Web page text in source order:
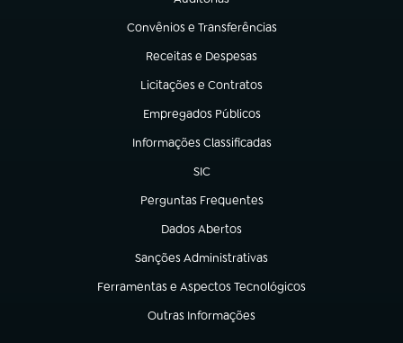
(abre em nova aba)
Convênios e Transferências
(abre em nova aba)
Receitas e Despesas
(abre em nova aba)
Licitações e Contratos
(abre em nova aba)
Empregados Públicos
(abre em nova aba)
Informações Classificadas
(abre em nova aba)
SIC
(abre em nova aba)
Perguntas Frequentes
(abre em nova aba)
Dados Abertos
(abre em nova aba)
Sanções Administrativas
(abre em nova aba)
Ferramentas e Aspectos Tecnológicos
(abre em nova aba)
Outras Informações
(abre em nova aba)